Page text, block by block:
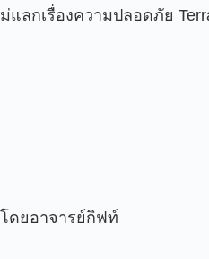
ลกเรื่องความปลอดภัย
ดยอาจารย์กิฟท์